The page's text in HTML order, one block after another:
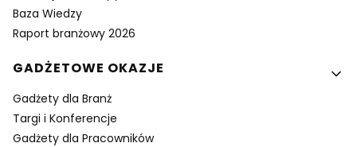
Baza Wiedzy
Raport branżowy 2026
GADŻETOWE OKAZJE
Gadżety dla Branż
Targi i Konferencje
Gadżety dla Pracowników